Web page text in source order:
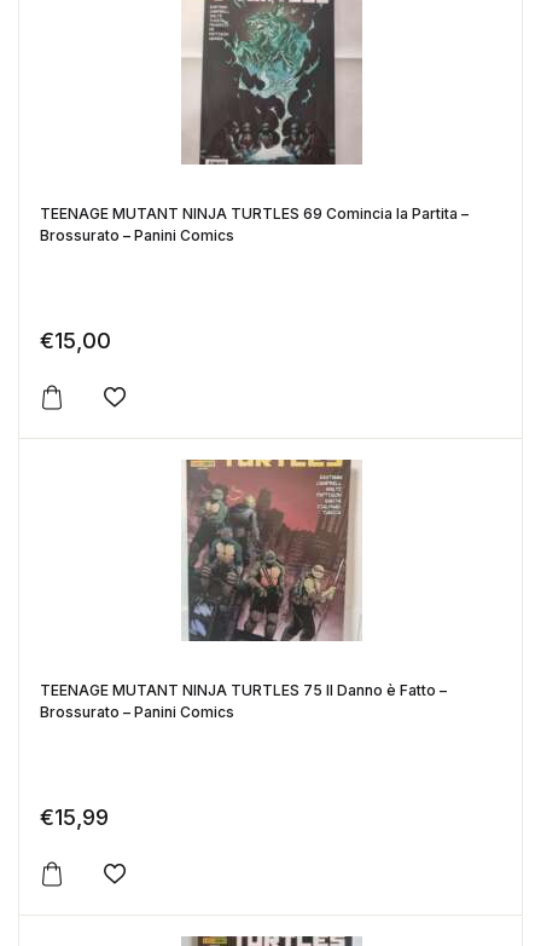
TEENAGE MUTANT NINJA TURTLES 69 Comincia la Partita –
Brossurato – Panini Comics
€15,00
Aggiungi alla lista dei desideri
TEENAGE MUTANT NINJA TURTLES 75 Il Danno è Fatto –
Brossurato – Panini Comics
€15,99
Aggiungi alla lista dei desideri